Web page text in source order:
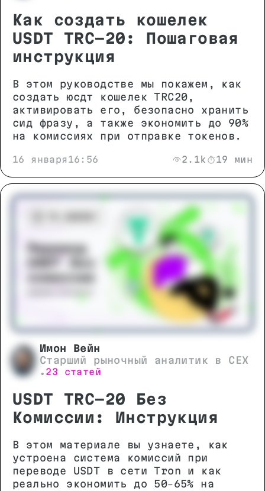
Как создать кошелек
USDT TRC-20: Пошаговая
инструкция
В этом руководстве мы покажем, как
создать юсдт кошелек TRC20,
активировать его, безопасно хранить
сид фразу, а также экономить до 90%
на комиссиях при отправке токенов.
16 января 16:56 2.1k 19 мин
Имон Вейн
Старший рыночный аналитик в CEX
• 23 статей
USDT TRC-20 Без
Комиссии: Инструкция
В этом материале вы узнаете, как
устроена система комиссий при
переводе USDT в сети Tron и как
реально экономить до 50–65% на